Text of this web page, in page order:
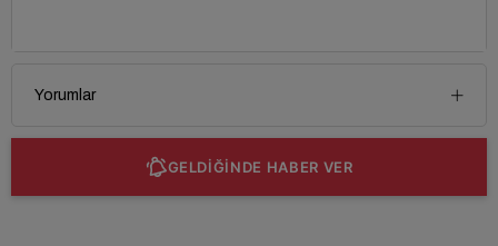
Yorumlar
GELDİĞİNDE HABER VER